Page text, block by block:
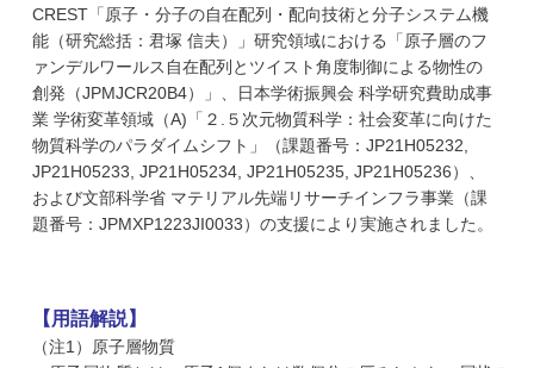
CREST「原子・分子の自在配列・配向技術と分子システム機
能（研究総括：君塚 信夫）」研究領域における「原子層のフ
ァンデルワールス自在配列とツイスト角度制御による物性の
創発（JPMJCR20B4）」、日本学術振興会 科学研究費助成事
業 学術変革領域（A)「２.５次元物質科学：社会変革に向けた
物質科学のパラダイムシフト」（課題番号：JP21H05232,
JP21H05233, JP21H05234, JP21H05235, JP21H05236）、
および文部科学省 マテリアル先端リサーチインフラ事業（課
題番号：JPMXP1223JI0033）の支援により実施されました。
【用語解説】
（注1）原子層物質